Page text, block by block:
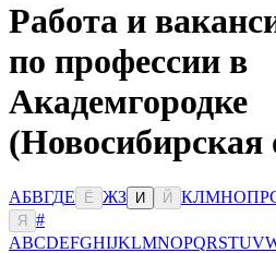
Работа и
по профессии в
Академгородке
(Новосибирская
АБВГДЕ Ё ЖЗ И Й КЛМНОПР
Я
#
ABCDEFGHIJKLMNOPQRSTUV